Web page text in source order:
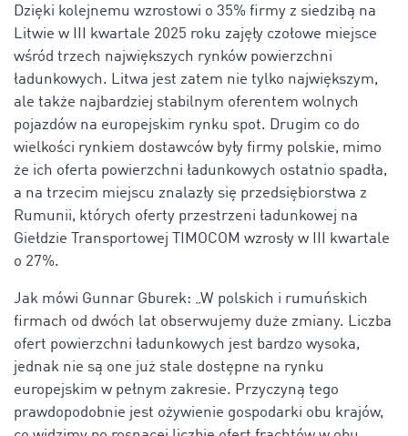
Dzięki kolejnemu wzrostowi o 35% firmy z siedzibą na
Litwie w III kwartale 2025 roku zajęły czołowe miejsce
wśród trzech największych rynków powierzchni
ładunkowych. Litwa jest zatem nie tylko największym,
ale także najbardziej stabilnym oferentem wolnych
pojazdów na europejskim rynku spot. Drugim co do
wielkości rynkiem dostawców były firmy polskie, mimo
że ich oferta powierzchni ładunkowych ostatnio spadła,
a na trzecim miejscu znalazły się przedsiębiorstwa z
Rumunii, których oferty przestrzeni ładunkowej na
Giełdzie Transportowej TIMOCOM wzrosły w III kwartale
o 27%.
Jak mówi Gunnar Gburek: „W polskich i rumuńskich
firmach od dwóch lat obserwujemy duże zmiany. Liczba
ofert powierzchni ładunkowych jest bardzo wysoka,
jednak nie są one już stale dostępne na rynku
europejskim w pełnym zakresie. Przyczyną tego
prawdopodobnie jest ożywienie gospodarki obu krajów,